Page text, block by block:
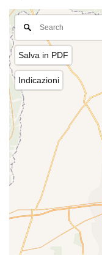
Salva in PDF
Indicazioni